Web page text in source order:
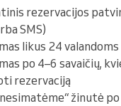
rezervacijos
SMS)
likus 24
po 4–6 savaičių,
rezervaciją
žinutė